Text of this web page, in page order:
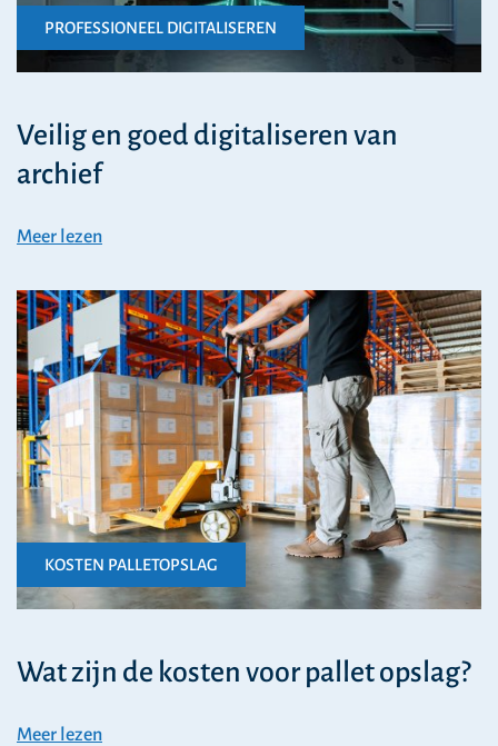
PROFESSIONEEL DIGITALISEREN
Veilig en goed digitaliseren van
archief
Meer lezen
KOSTEN PALLETOPSLAG
Wat zijn de kosten voor pallet opslag?
Meer lezen